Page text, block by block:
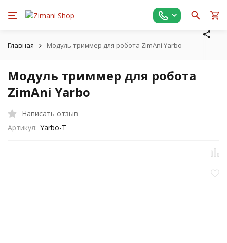
Главная Модуль триммер для робота ZimAni Yarbo
Модуль триммер для робота
ZimAni Yarbo
Написать отзыв
Артикул: Yarbo-T